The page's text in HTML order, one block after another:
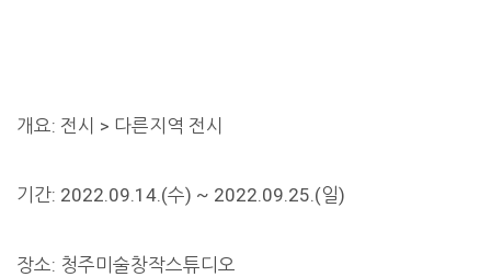
개요: 전시 > 다른지역 전시
기간: 2022.09.14.(수) ~ 2022.09.25.(일)
장소: 청주미술창작스튜디오